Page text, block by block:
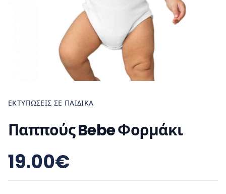
ΕΚΤΥΠΏΣΕΙΣ ΣΕ ΠΑΙΔΙΚΆ
Παππούς Bebe Φορμάκι
19.00€